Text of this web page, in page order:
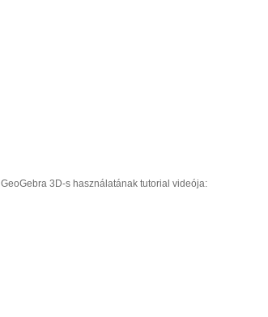
GeoGebra 3D-s használatának tutorial videója: